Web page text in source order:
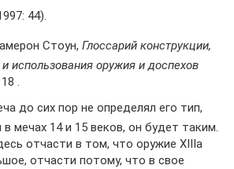
44).
Стоун, Глоссарий конструкции,
использования оружия и доспехов
.
до сих пор не определял его тип,
в мечах 14 и 15 веков, он будет таким.
отчасти в том, что оружие XIIIa
отчасти потому, что в свое